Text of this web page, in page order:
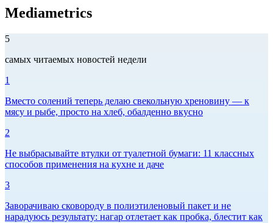
Mediametrics
5
самых читаемых новостей недели
1
Вместо солений теперь делаю свекольную хреновину — к
мясу и рыбе, просто на хлеб, обалденно вкусно
2
Не выбрасывайте втулки от туалетной бумаги: 11 классных
способов применения на кухне и даче
3
Заворачиваю сковороду в полиэтиленовый пакет и не
нарадуюсь результату: нагар отлетает как пробка, блестит как